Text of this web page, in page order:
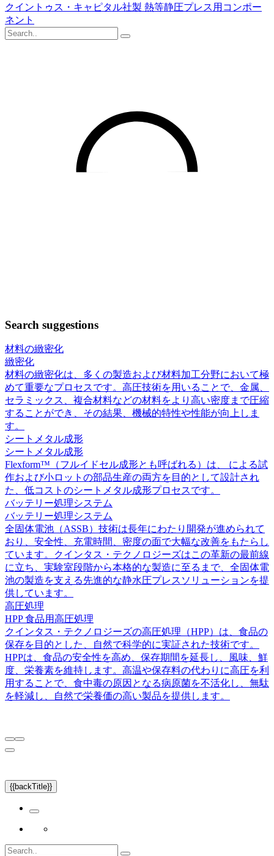
クイントゥス・キャピタル社製 熱等静圧プレス用コンポー
ネント
Search suggestions
材料の緻密化
緻密化
材料の緻密化は、多くの製造および材料加工分野において極
めて重要なプロセスです。高圧技術を用いることで、金属、
セラミックス、複合材料などの材料をより高い密度まで圧縮
することができ、その結果、機械的特性や性能が向上しま
す。
シートメタル成形
シートメタル成形
Flexform™（フルイドセル成形とも呼ばれる）は、 による試
作および小ロットの部品生産の両方を目的として設計され
た、低コストのシートメタル成形プロセスです。
バッテリー処理システム
バッテリー処理システム
全固体電池（ASSB）技術は長年にわたり開発が進められて
おり、安全性、充電時間、密度の面で大幅な改善をもたらし
ています。クインタス・テクノロジーズはこの革新の最前線
に立ち、実験室段階から本格的な製造に至るまで、全固体電
池の製造を支える先進的な静水圧プレスソリューションを提
供しています。
高圧処理
HPP 食品用高圧処理
クインタス・テクノロジーズの高圧処理（HPP）は、食品の
保存を目的とした、自然で科学的に実証された技術です。
HPPは、食品の安全性を高め、保存期間を延長し、風味、鮮
度、栄養素を維持します。高温や保存料の代わりに高圧を利
用することで、食中毒の原因となる病原菌を不活化し、無駄
を軽減し、自然で栄養価の高い製品を提供します。
{{backTitle}}